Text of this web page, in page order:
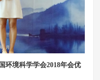
环境科学学会2018年会优